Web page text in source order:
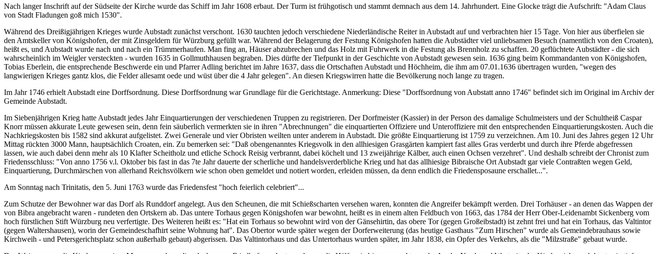
Nach langer Inschrift auf der Südseite der Kirche wurde das Schiff im Jahr 1608 erbaut. Der Turm ist frühgotisch und stammt demnach aus dem 14. Jahrhundert. Eine Glocke trägt die Aufschrift: "Adam Claus
von Stadt Fladungen goß mich 1530".
Während des Dreißigjährigen Krieges wurde Aubstadt zunächst verschont. 1630 tauchten jedoch verschiedene Niederländische Reiter in Aubstadt auf und verbrachten hier 15 Tage. Von hier aus überfielen sie
den Amtskeller von Königshofen, der mit Zinsgeldern für Würzburg gefüllt war. Während der Belagerung der Festung Königshofen hatten die Aubstädter viel unliebsamen Besuch (namentlich von den Croaten),
heißt es, und Aubstadt wurde nach und nach ein Trümmerhaufen. Man fing an, Häuser abzubrechen und das Holz mit Fuhrwerk in die Festung als Brennholz zu schaffen. 20 geflüchtete Aubstädter - die sich
wahrscheinlich im Weigler versteckten - wurden 1635 in Gollmuthhausen begraben. Dies dürfte der Tiefpunkt in der Geschichte von Aubstadt gewesen sein. 1636 ging beim Kommandanten von Königshofen,
Tobias Eberlein, die entsprechende Beschwerde ein und Pfarrer Adling berichtet im Jahre 1637, dass die Ortschaften Aubstadt und Höchheim, die ihm am 07.01.1636 übertragen wurden, "wegen des
langwierigen Krieges gantz klos, die Felder allesamt oede und wüst über die 4 Jahr gelegen". An diesen Kriegswirren hatte die Bevölkerung noch lange zu tragen.
Im Jahr 1746 erhielt Aubstadt eine Dorffsordnung. Diese Dorffsordnung war Grundlage für die Gerichtstage. Anmerkung: Diese "Dorffsordnung von Aubstatt anno 1746" befindet sich im Original im Archiv der
Gemeinde Aubstadt.
Im Siebenjährigen Krieg hatte Aubstadt jedes Jahr Einquartierungen der verschiedenen Truppen zu registrieren. Der Dorfmeister (Kassier) in der Person des damalige Schulmeisters und der Schultheiß Caspar
Knorr müssen akkurate Leute gewesen sein, denn fein säuberlich vermerkten sie in ihren "Abrechnungen" die einquartierten Offiziere und Unteroffiziere mit den entsprechenden Einquartierungskosten. Auch die
Nachkriegskosten bis 1582 sind akkurat aufgelistet. Zwei Generale und vier Obristen weilten unter anderem in Aubstadt. Die größte Einquartierung ist 1759 zu verzeichnen. Am 10. Juni des Jahres gegen 12 Uhr
Mittag rückten 3000 Mann, hauptsächlich Croaten, ein. Zu bemerken sei: "Daß obengenanntes Kriegsvolk in den allhiesigen Grasgärten kampiert fast alles Gras verderbt und durch ihre Pferde abgefressen
lassen, wie auch dabei denn mehr als 10 Klafter Scheitholz und etliche Schock Reisig verbrannt, dabei köchelt und 13 zweijährige Kälber, auch einen Ochsen verzehret". Und deshalb schreibt der Chronist zum
Friedensschluss: "Von anno 1756 v.l. Oktober bis fast in das 7te Jahr dauerte der scherliche und handelsverderbliche Krieg und hat das allhiesige Bibraische Ort Aubstadt gar viele Contraßten wegen Geld,
Einquartierung, Durchmärschen von allerhand Reichsvölkern wie schon oben gemeldet und notiert worden, erleiden müssen, da denn endlich die Friedensposaune erschallet...".
Am Sonntag nach Trinitatis, den 5. Juni 1763 wurde das Friedensfest "hoch feierlich celebriert"...
Zum Schutze der Bewohner war das Dorf als Runddorf angelegt. Aus den Scheunen, die mit Schießscharten versehen waren, konnten die Angreifer bekämpft werden. Drei Torhäuser - an denen das Wappen der
von Bibra angebracht waren - rundeten den Ortskern ab. Das untere Torhaus gegen Königshofen war bewohnt, heißt es in einem alten Feldbuch von 1663, das 1784 der Herr Ober-Leidenambt Sickenberg vom
hoch fürstlichen Stift Würzburg neu verfertigte. Des Weiteren heißt es: "Hat ein Torhaus so bewohnt wird von der Gänsehirtin, das obere Tor (gegen Großeibstadt) ist zehnt frei und hat ein Torhaus, das Valtintor
(gegen Waltershausen), worin der Gemeindeschafhirt seine Wohnung hat". Das Obertor wurde später wegen der Dorferweiterung (das heutige Gasthaus "Zum Hirschen" wurde als Gemeindebrauhaus sowie
Kirchweih - und Petersgerichtsplatz schon außerhalb gebaut) abgerissen. Das Valtintorhaus und das Untertorhaus wurden später, im Jahr 1838, ein Opfer des Verkehrs, als die "Milzstraße" gebaut wurde.